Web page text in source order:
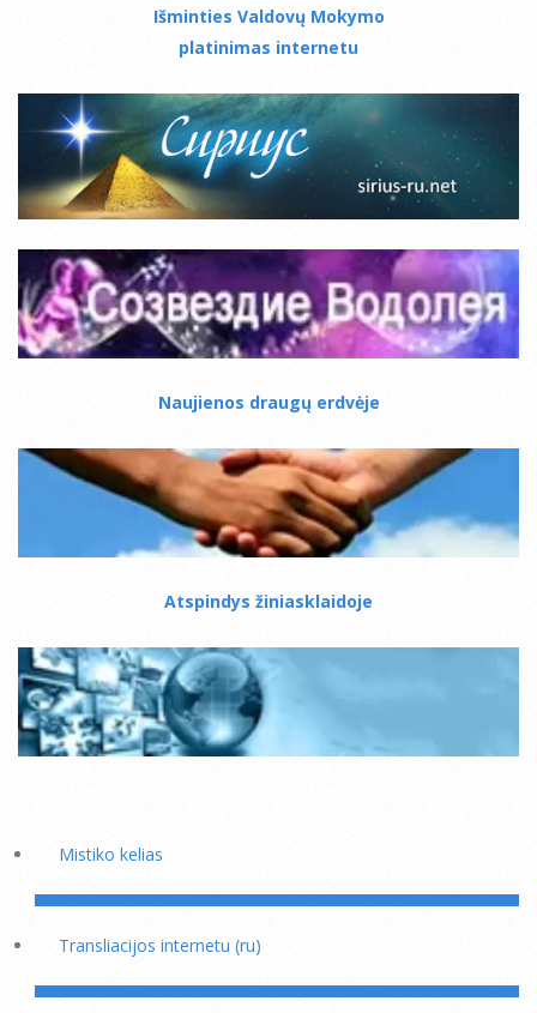
Išminties Valdovų Mokymo
platinimas internetu
Naujienos draugų erdvėje
Atspindys žiniasklaidoje
Mistiko kelias
Transliacijos internetu (ru)